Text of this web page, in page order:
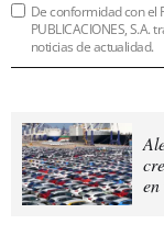
De conformidad con el
PUBLICACIONES,
noticias de actualidad.